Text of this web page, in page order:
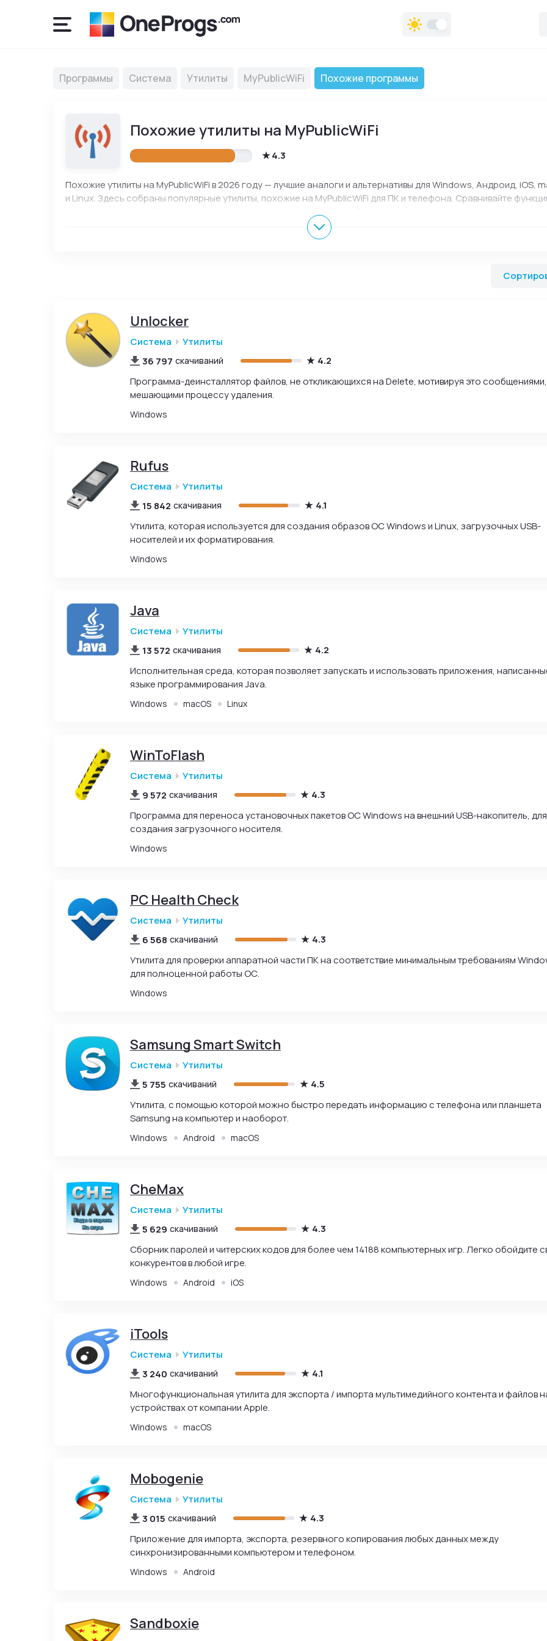
Программы Система Утилиты MyPublicWiFi Похожие программы
Похожие утилиты на MyPublicWiFi
4.3
Похожие утилиты на MyPublicWiFi в 2026 году — лучшие аналоги и альтернативы для Windows, Андроид, iOS,
и Linux. Здесь собраны популярные утилиты, похожие на MyPublicWiFi для ПК и телефона. Сравнивайте
Unlocker
Система
Утилиты
36 797 скачиваний
4.2
Программа-деинсталлятор файлов, не откликающихся на Delete, мотивируя это сообщениями,
мешающими процессу удаления.
Windows
Rufus
Система
Утилиты
15 842 скачивания
4.1
Утилита, которая используется для создания образов ОС Windows и Linux, загрузочных USB-
носителей и их форматирования.
Windows
Java
Система
Утилиты
13 572 скачивания
4.2
Исполнительная среда, которая позволяет запускать и использовать приложения,
языке программирования Java.
Windows macOS Linux
WinToFlash
Система
Утилиты
9 572 скачивания
4.3
Программа для переноса установочных пакетов ОС Windows на внешний USB-накопитель, для
создания загрузочного носителя.
Windows
PC Health Check
Система
Утилиты
6 568 скачиваний
4.3
Утилита для проверки аппаратной части ПК на соответствие минимальным требованиям
для полноценной работы ОС.
Windows
Samsung Smart Switch
Система
Утилиты
5 755 скачиваний
4.5
Утилита, с помощью которой можно быстро передать информацию с телефона или планшета
Samsung на компьютер и наоборот.
Windows Android macOS
CheMax
Система
Утилиты
5 629 скачиваний
4.3
Сборник паролей и читерских кодов для более чем 14188 компьютерных игр. Легко обойдите
конкурентов в любой игре.
Windows Android iOS
iTools
Система
Утилиты
3 240 скачиваний
4.1
Многофункциональная утилита для экспорта / импорта мультимедийного контента и файлов
устройствах от компании Apple.
Windows macOS
Mobogenie
Система
Утилиты
3 015 скачиваний
4.3
Приложение для импорта, экспорта, резервного копирования любых данных между
синхронизированными компьютером и телефоном.
Windows Android
Sandboxie